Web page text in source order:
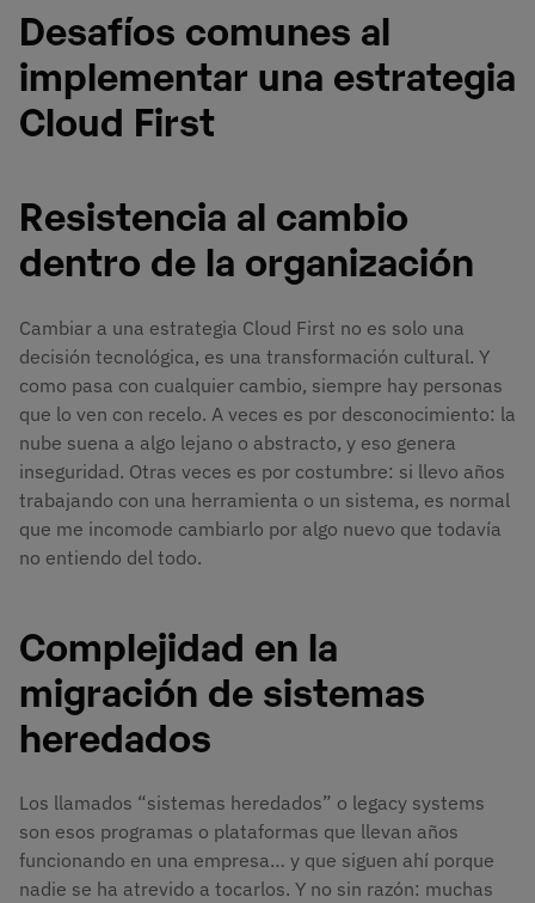
Desafíos comunes al
implementar una estrategia
Cloud First
Resistencia al cambio
dentro de la organización
Cambiar a una estrategia Cloud First no es solo una
decisión tecnológica, es una transformación cultural. Y
como pasa con cualquier cambio, siempre hay personas
que lo ven con recelo. A veces es por desconocimiento: la
nube suena a algo lejano o abstracto, y eso genera
inseguridad. Otras veces es por costumbre: si llevo años
trabajando con una herramienta o un sistema, es normal
que me incomode cambiarlo por algo nuevo que todavía
no entiendo del todo.
Complejidad en la
migración de sistemas
heredados
Los llamados “sistemas heredados” o legacy systems
son esos programas o plataformas que llevan años
funcionando en una empresa… y que siguen ahí porque
nadie se ha atrevido a tocarlos. Y no sin razón: muchas